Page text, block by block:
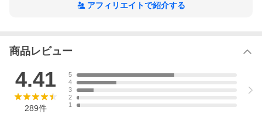
ー・ベージュ・グリーン・アイボリー・サーモン・ネイビー
長袖 接触冷感 羽織 ジップアップ 前開き フードなし スタンドカラ
ー 泳ぎやすい サムホール 夏 おしゃれ 学校 プール 授業 スイミン
アフィリエイトで紹介する
商品レビュー
4.41
289件
5
4
3
2
1